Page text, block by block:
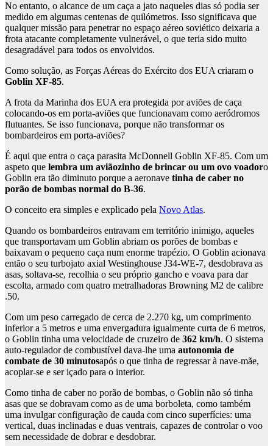
No entanto, o alcance de um caça a jato naqueles dias só podia ser
medido em algumas centenas de quilómetros. Isso significava que
qualquer missão para penetrar no espaço aéreo soviético deixaria a
frota atacante completamente vulnerável, o que teria sido muito
desagradável para todos os envolvidos.
Como solução, as Forças Aéreas do Exército dos EUA criaram o
Goblin XF-85.
A frota da Marinha dos EUA era protegida por aviões de caça
colocando-os em porta-aviões que funcionavam como aeródromos
flutuantes. Se isso funcionava, porque não transformar os
bombardeiros em porta-aviões?
É aqui que entra o caça parasita McDonnell Goblin XF-85. Com um
aspeto que lembra um aviãozinho de brincar ou um ovo voadoro
Goblin era tão diminuto porque a aeronave tinha de caber no
porão de bombas normal do B-36.
O conceito era simples e explicado pela Novo Atlas.
Quando os bombardeiros entravam em território inimigo, aqueles
que transportavam um Goblin abriam os porões de bombas e
baixavam o pequeno caça num enorme trapézio. O Goblin acionava
então o seu turbojato axial Westinghouse J34-WE-7, desdobrava as
asas, soltava-se, recolhia o seu próprio gancho e voava para dar
escolta, armado com quatro metralhadoras Browning M2 de calibre
.50.
Com um peso carregado de cerca de 2.270 kg, um comprimento
inferior a 5 metros e uma envergadura igualmente curta de 6 metros,
o Goblin tinha uma velocidade de cruzeiro de 362 km/h. O sistema
auto-regulador de combustível dava-lhe uma autonomia de
combate de 30 minutosapós o que tinha de regressar à nave-mãe,
acoplar-se e ser içado para o interior.
Como tinha de caber no porão de bombas, o Goblin não só tinha
asas que se dobravam como as de uma borboleta, como também
uma invulgar configuração de cauda com cinco superfícies: uma
vertical, duas inclinadas e duas ventrais, capazes de controlar o voo
sem necessidade de dobrar e desdobrar.